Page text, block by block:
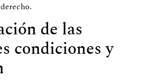
de las
condiciones y